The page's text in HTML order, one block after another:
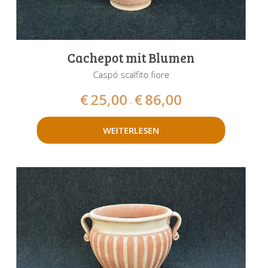
Cachepot mit Blumen
Caspó scalfito fiore
€25,00 – €86,00
WEITERLESEN